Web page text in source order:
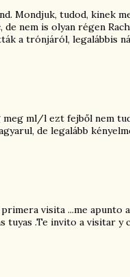
Mondjuk, tudod, kinek
nem is olyan régen
a trónjáról, legalábbis
meg ml/l ezt fejből nem
de legalább
primera visita ...me apunto
tuyas .Te invito a visitar y